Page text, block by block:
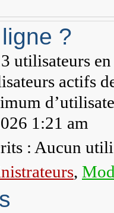
?
utilisateurs
actifs
1:21 am
: Aucun
,